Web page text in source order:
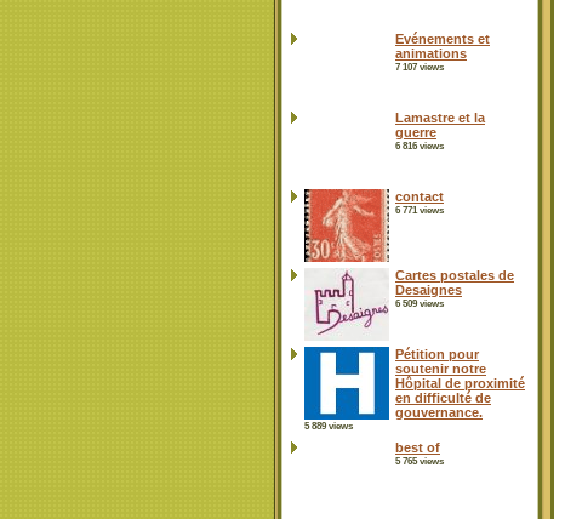
Evénements et
animations
7 107 views
Lamastre et la
guerre
6 816 views
contact
6 771 views
Cartes postales de
Desaignes
6 509 views
Pétition pour
soutenir notre
Hôpital de proximité
en difficulté de
gouvernance.
5 889 views
best of
5 765 views